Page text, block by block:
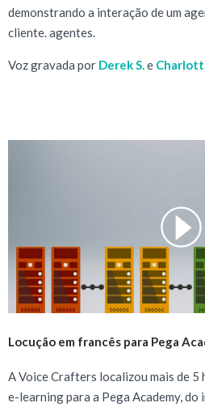
demonstrando a interação de um
cliente. agentes.
Voz gravada por Derek S.e
Locução em francês para Pega
A Voice Crafters localizou mais de 5
e-learning para a Pega Academy, do